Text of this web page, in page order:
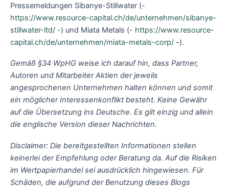
Pressemeldungen Sibanye-Stillwater (-
https://www.resource-capital.ch/de/unternehmen/sibanye-
stillwater-ltd/ -) und Miata Metals (- https://www.resource-
capital.ch/de/unternehmen/miata-metals-corp/ -).
Gemäß §34 WpHG weise ich darauf hin, dass Partner,
Autoren und Mitarbeiter Aktien der jeweils
angesprochenen Unternehmen halten können und somit
ein möglicher Interessenkonflikt besteht. Keine Gewähr
auf die Übersetzung ins Deutsche. Es gilt einzig und allein
die englische Version dieser Nachrichten.
Disclaimer: Die bereitgestellten Informationen stellen
keinerlei der Empfehlung oder Beratung da. Auf die Risiken
im Wertpapierhandel sei ausdrücklich hingewiesen. Für
Schäden, die aufgrund der Benutzung dieses Blogs